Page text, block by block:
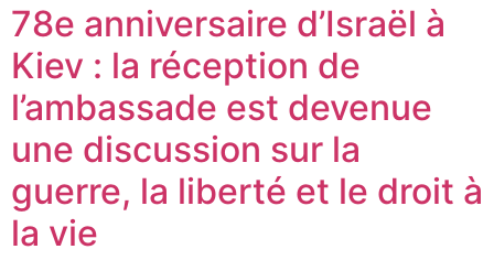
78e anniversaire d’Israël à
Kiev : la réception de
l’ambassade est devenue
une discussion sur la
guerre, la liberté et le droit à
la vie